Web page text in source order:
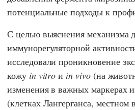
потенциальные подходы к
С целью выяснения механизма
иммунорегуляторной
исследовали проникновение
кожу in vitro и in vivo(на
изменения в важных маркерах
(клетках Лангерганса,